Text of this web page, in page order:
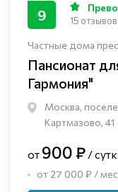
Частные дома
Пансионат
Гармония"
Москва,
Картмазово, 41
9 15 отзывов
от 900 ₽ /
от 27 000 ₽ /